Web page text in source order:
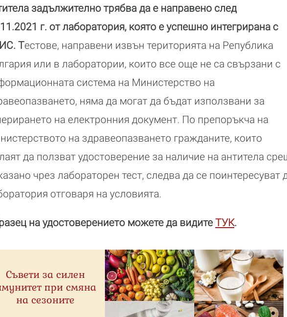
задължително трябва да е направено след
г. от лаборатория, която е успешно интегрирана с
Тестове, направени извън територията на Република
или в лаборатории, които все още не са свързани с
система на Министерство на
няма да могат да бъдат използвани за
на електронния документ. По препоръкча на
на здравеопазването гражданите, които
да ползват удостоверение за наличие на антитела
чрез лабораторен тест, следва да се поинтересуват
отговаря на условията.
на удостоверението можете да видите ТУК.
Съвети за силен
при смяна
на сезоните